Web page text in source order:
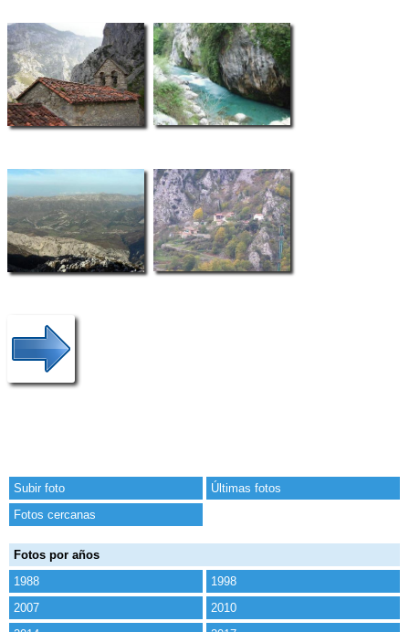
Subir foto
Últimas fotos
Fotos cercanas
Fotos por años
1988
1998
2007
2010